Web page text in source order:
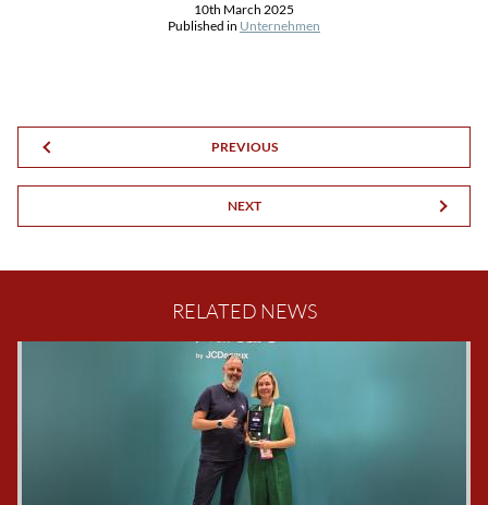
10th March 2025
Published in Unternehmen
PREVIOUS
NEXT
RELATED NEWS